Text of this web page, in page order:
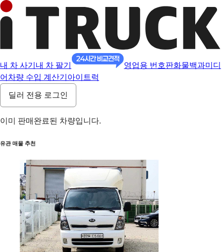
내 차 사기 내 차 팔기 영업용 번호판화물백과미디
어 차량 수입 계산기 아이트럭
딜러 전용 로그인
이미 판매완료된 차량입니다.
유관 매물 추천